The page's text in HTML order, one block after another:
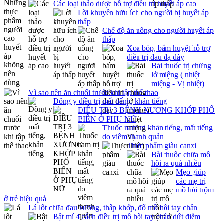
Các loại thảo dược hỗ trợ điều trị huyết áp cao
Lời khuyên hữu ích cho người bị huyết áp
thấp
Chế độ ăn uống cho người huyết áp
thấp
Xoa bóp, bấm huyệt hỗ trợ
điều trị đau dạ dày
Bài thuốc trị chứng
lở miệng ( nhiệt
miệng - Vị nhiệt)
Vì sao nên ăn chuối trước khi tập thể thao
Đông y điều trị mất tiếng, khản tiếng
ĐIỀU TRỊ 3 BỆNH XƯƠNG KHỚP PHỔ
BIẾN Ở PHỤ NỮ
Thuốc nam trị khản tiếng, mất tiếng
do viêm thanh quản
Thực phẩm giàu canxi
Bài thuốc chữa mồ
hôi ra quá nhiều
Mẹo giúp
các mẹ trị
mồ hôi trộm
ở trẻ hiệu quả
Lá lốt chữa đau xương, thấp khớp, đổ mồ hôi tay chân
Bật mí 4 cách điều trị mồ hôi tay chân dứt điểm